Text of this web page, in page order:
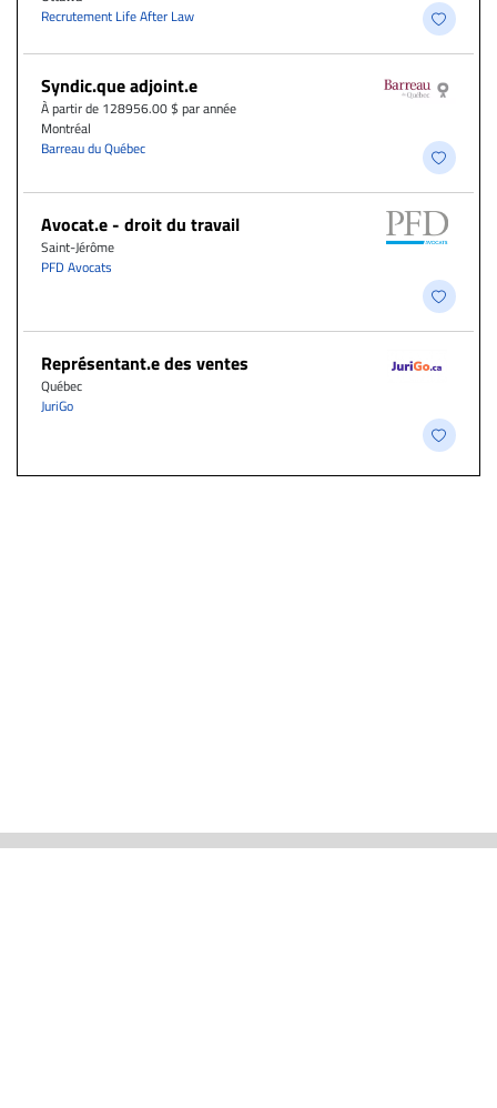
Recrutement Life After Law
Syndic.que adjoint.e
À partir de 128956.00 $ par année
Montréal
Barreau du Québec
Avocat.e - droit du travail
Saint-Jérôme
PFD Avocats
Représentant.e des ventes
Québec
JuriGo